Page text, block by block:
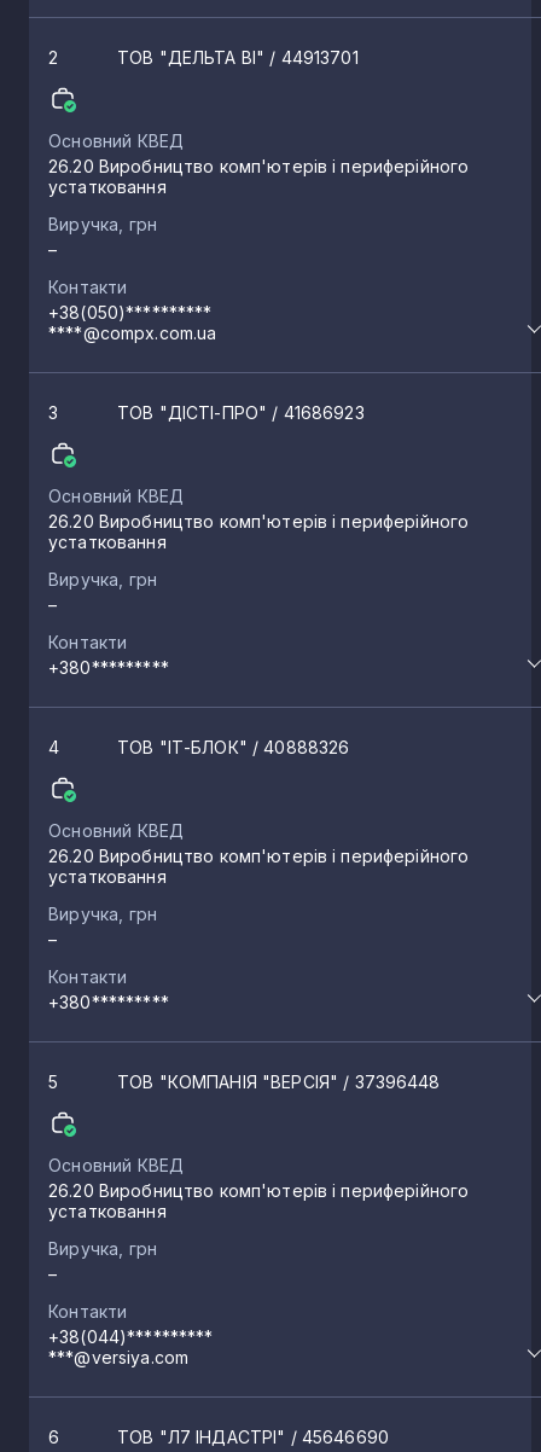
2 ТОВ "ДЕЛЬТА ВІ" / 44913701
Основний КВЕД
26.20 Виробництво комп'ютерів і периферійного
устатковання
Виручка, грн
–
Контакти
+38(050)**********
****@compx.com.ua
3 ТОВ "ДІСТІ-ПРО" / 41686923
Основний КВЕД
26.20 Виробництво комп'ютерів і периферійного
устатковання
Виручка, грн
–
Контакти
+380*********
4 ТОВ "ІТ-БЛОК" / 40888326
Основний КВЕД
26.20 Виробництво комп'ютерів і периферійного
устатковання
Виручка, грн
–
Контакти
+380*********
5 ТОВ "КОМПАНІЯ "ВЕРСІЯ" / 37396448
Основний КВЕД
26.20 Виробництво комп'ютерів і периферійного
устатковання
Виручка, грн
–
Контакти
+38(044)**********
***@versiya.com
6 ТОВ "Л7 ІНДАСТРІ" / 45646690